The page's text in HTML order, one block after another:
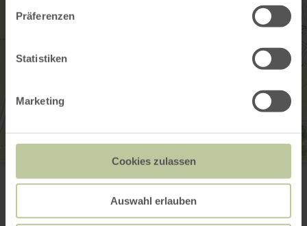
Präferenzen
Statistiken
Marketing
Cookies zulassen
Auswahl erlauben
Burgstraße 6
Website